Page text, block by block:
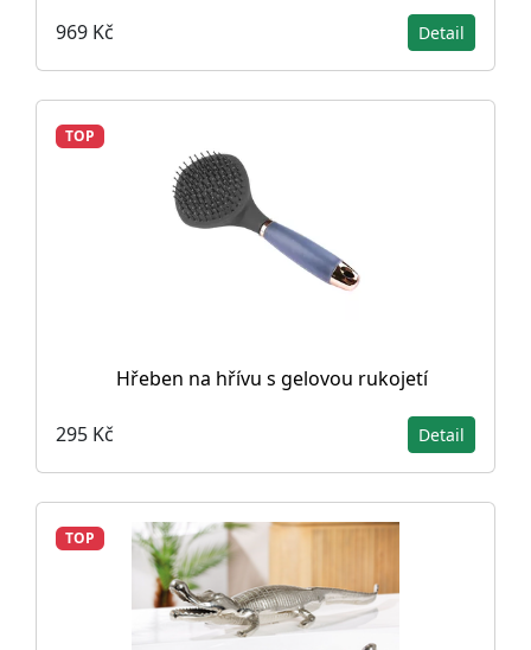
969 Kč Detail
TOP
Hřeben na hřívu s gelovou rukojetí
295 Kč Detail
TOP